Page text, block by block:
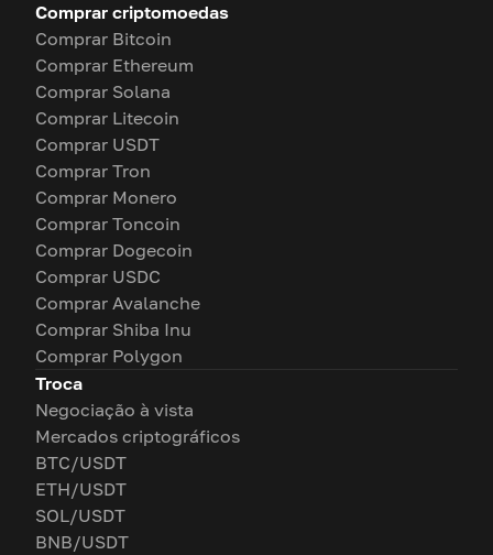
Comprar criptomoedas
Comprar Bitcoin
Comprar Ethereum
Comprar Solana
Comprar Litecoin
Comprar USDT
Comprar Tron
Comprar Monero
Comprar Toncoin
Comprar Dogecoin
Comprar USDC
Comprar Avalanche
Comprar Shiba Inu
Comprar Polygon
Troca
Negociação à vista
Mercados criptográficos
BTC/USDT
ETH/USDT
SOL/USDT
BNB/USDT